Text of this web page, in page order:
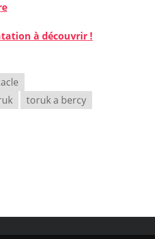
à découvrir !
toruk a bercy